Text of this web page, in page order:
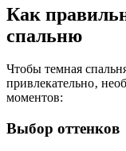
Как
спальню
Чтобы темная
привлекательно‚
моментов:
Выбор оттенков